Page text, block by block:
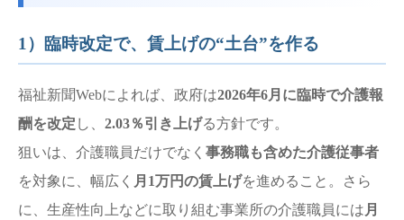
1）臨時改定で、賃上げの“土台”を作る
福祉新聞Webによれば、政府は2026年6月に臨時で介護報
酬を改定 し、 2.03％引き上げる方針です。
狙いは、介護職員だけでなく 事務職も含めた介護従事者
を対象に、幅広く 月1万円の賃上げを進めること。さら
に、生産性向上などに取り組む事業所の介護職員には 月